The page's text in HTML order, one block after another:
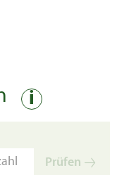
i
Prüfen